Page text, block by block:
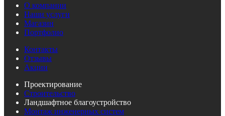
О компании
Наши услуги
Магазин
Портфолио
Контакты
Отзывы
Акции
Проектирование
Строительство
Ландшафтное благоустройство
Монтаж инженерных систем